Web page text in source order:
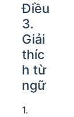
Điều
3.
Giải
thíc
h từ
ngữ
1.